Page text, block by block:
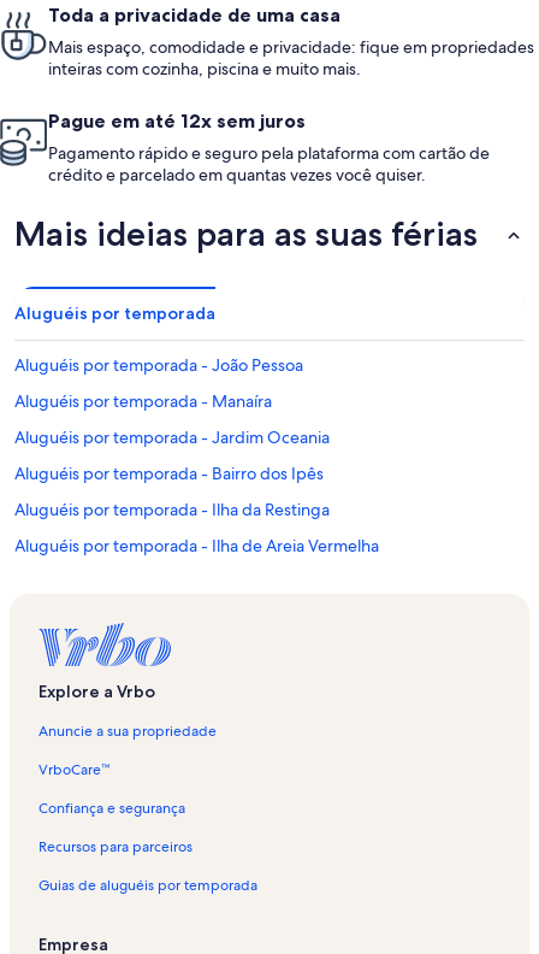
Toda a privacidade de uma casa
Mais espaço, comodidade e privacidade: fique em propriedades
inteiras com cozinha, piscina e muito mais.
Pague em até 12x sem juros
Pagamento rápido e seguro pela plataforma com cartão de
crédito e parcelado em quantas vezes você quiser.
Mais ideias para as suas férias
Aluguéis por temporada
Aluguéis por temporada - João Pessoa
Aluguéis por temporada - Manaíra
Aluguéis por temporada - Jardim Oceania
Aluguéis por temporada - Bairro dos Ipês
Aluguéis por temporada - Ilha da Restinga
Aluguéis por temporada - Ilha de Areia Vermelha
Aluguéis por temporada - Praia de Camboinha
Aluguéis por temporada - Cabedelo
Aluguéis por temporada - Praia do Miramar
Aluguéis por temporada - Praia de Ponta de Mato
Aluguéis por temporada - Praia do Dique
Aluguéis por temporada - Bessa
Aluguéis por temporada - João Agripino
Explore a Vrbo
Anuncie a sua propriedade
VrboCare™
Confiança e segurança
Recursos para parceiros
Guias de aluguéis por temporada
Empresa